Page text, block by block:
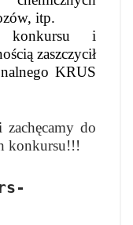
itp.
konkursu i
zaszczycił
KRUS
do
konkursu!!!